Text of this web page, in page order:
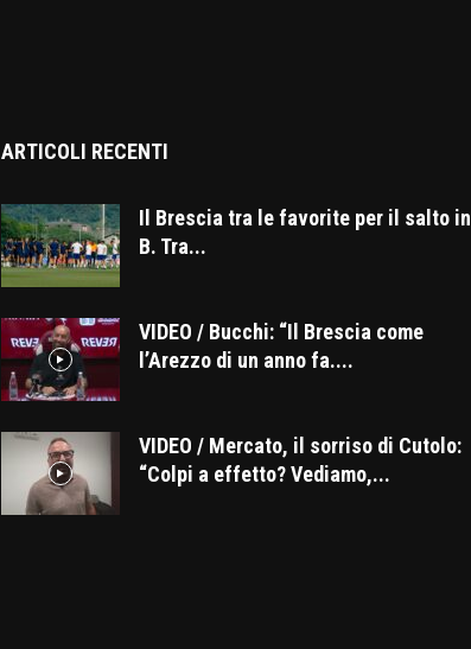
ARTICOLI RECENTI
Il Brescia tra le favorite per il salto in
B. Tra...
VIDEO / Bucchi: “Il Brescia come
l’Arezzo di un anno fa....
VIDEO / Mercato, il sorriso di Cutolo:
“Colpi a effetto? Vediamo,...